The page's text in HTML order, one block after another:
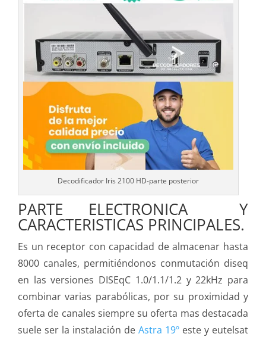
Decodificador Iris 2100 HD-parte posterior
PARTE ELECTRONICA Y
CARACTERISTICAS PRINCIPALES.
Es un receptor con capacidad de almacenar hasta
8000 canales, permitiéndonos conmutación diseq
en las versiones DISEqC 1.0/1.1/1.2 y 22kHz para
combinar varias parabólicas, por su proximidad y
oferta de canales siempre su oferta mas destacada
suele ser la instalación de Astra 19º este y eutelsat